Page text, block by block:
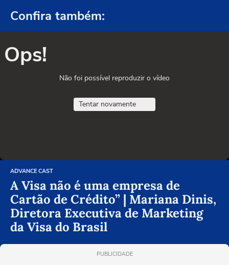
Confira também:
Ops!
Não foi possível reproduzir o vídeo
Tentar novamente
ADVANCE CAST
A Visa não é uma empresa de
Cartão de Crédito” | Mariana Dinis,
Diretora Executiva de Marketing
da Visa do Brasil
PUBLICIDADE